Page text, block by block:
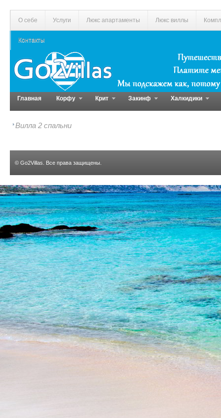
О себе Услуги Люкс апартаменты Люкс виллы
Контакты
Главная Корфу Крит Закинф Халкидики
Вилла 2 спальни
© Go2Villas . Все права защищены.